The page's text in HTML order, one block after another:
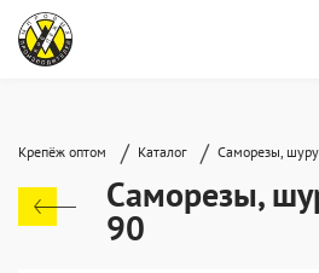
Крепёж оптом / Каталог / Саморезы,
Саморезы,
90